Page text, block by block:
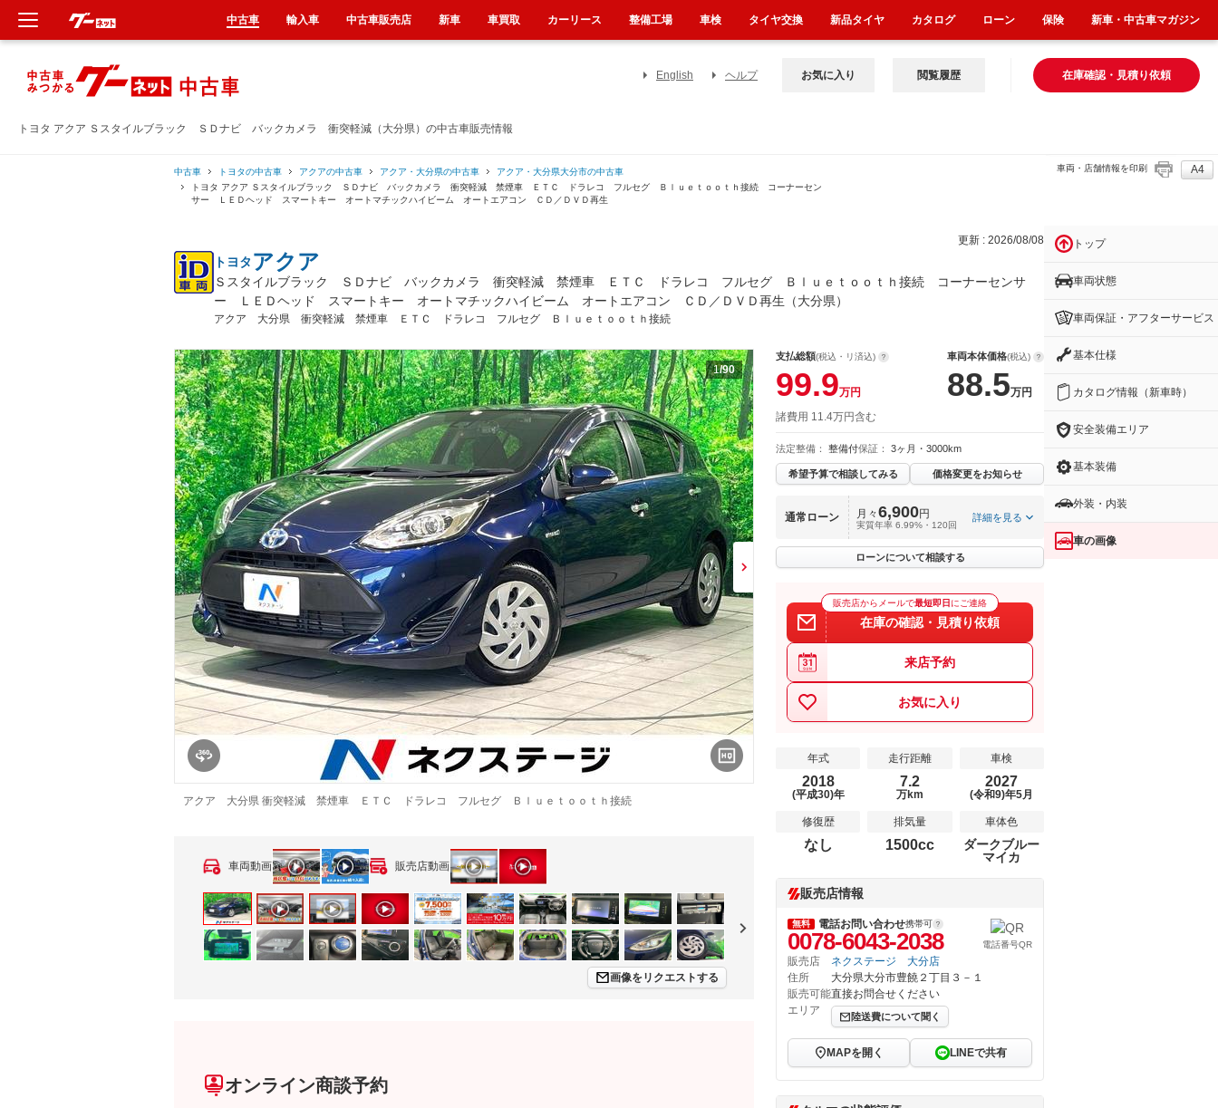
トヨタ アクア Ｓスタイルブラック ＳＤナビ バックカメラ 衝突軽減（大分県）の中古車販売情報
English ヘルプ 在庫確認・見積り依頼
お気に入り 閲覧履歴
中古車 トヨタの中古車 アクアの中古車 アクア・大分県の中古車
アクア・大分県大分市の中古車
トヨタ アクア Ｓスタイルブラック ＳＤナビ バックカメラ 衝突軽減 禁煙車 ＥＴＣ ドラレコ フルセグ Ｂｌｕｅｔｏｏｔｈ接続 コーナーセン
サー ＬＥＤヘッド スマートキー オートマチックハイビーム オートエアコン ＣＤ／ＤＶＤ再生
車両・店舗情報を印刷 A4
更新 : 2026/08/08
トヨタ アクア
Ｓスタイルブラック ＳＤナビ バックカメラ 衝突軽減 禁煙車 ＥＴＣ ドラレコ フルセグ Ｂｌｕｅｔｏｏｔｈ接続 コーナーセンサ
ー ＬＥＤヘッド スマートキー オートマチックハイビーム オートエアコン ＣＤ／ＤＶＤ再生（大分県）
アクア 大分県 衝突軽減 禁煙車 ＥＴＣ ドラレコ フルセグ Ｂｌｕｅｔｏｏｔｈ接続
1/90
アクア 大分県 衝突軽減 禁煙車 ＥＴＣ ドラレコ フルセグ Ｂｌｕｅｔｏｏｔｈ接続
車両動画 販売店動画
画像をリクエストする
オンライン商談予約
支払総額(税込・リ済込)
99.9万円
車両本体価格(税込)
88.5万円
諸費用 11.4万円含む
法定整備： 整備付保証： 3ヶ月・3000km
希望予算で相談してみる 価格変更をお知らせ
通常ローン 月々6,900円
実質年率 6.99%・120回
詳細を見る
ローンについて相談する
販売店からメールで最短即日 にご連絡
在庫の確認・見積り依頼
来店予約
お気に入り
年式
2018
(平成30)年
走行距離
7.2
万km
車検
2027
(令和9)年5月
修復歴
なし
排気量
1500cc
車体色
ダークブルー
マイカ
販売店情報
無料 電話お問い合わせ携帯可
0078-6043-2038 電話番号QR
販売店
ネクステージ 大分店
住所
大分県大分市豊饒２丁目３－１
販売可能
エリア
直接お問合せください
陸送費について聞く
MAPを開く LINEで共有
トップ
車両状態
車両保証・アフターサービス
基本仕様
カタログ情報（新車時）
安全装備エリア
基本装備
外装・内装
車の画像
中古車 輸入車 中古車販売店 新車 車買取 カーリース 整備工場 車検 タイヤ交換 新品タイヤ カタログ ローン 保険 新車・中古車マガジン
新車
中古車